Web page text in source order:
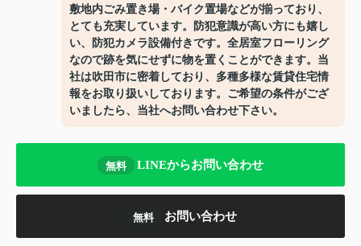
敷地内ごみ置き場・バイク置場などが揃っており、
とても充実しています。防犯意識が高い方にも嬉し
い、防犯カメラ設備付きです。全居室フローリング
なので跡を気にせずに物を置くことができます。当
社は吹田市に密着しており、多種多様な賃貸住宅情
報をお取り扱いしております。ご希望の条件がござ
いましたら、当社へお問い合わせ下さい。
無料 LINEからお問い合わせ
無料 お問い合わせ